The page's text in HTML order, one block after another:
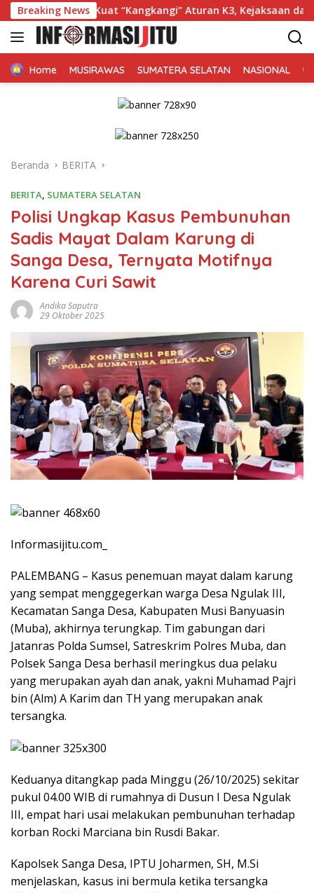
Langsung
ke
konten
Breaking News
Kuat “Kangkangi” Aturan K3, Kejaksaan dan Disdik Musi
Home MUSIRAWAS SUMATERA SELATAN NASIONAL
Beranda BERITA
BERITA SUMATERA SELATAN
Polisi Ungkap Kasus Pembunuhan
Sadis Mayat Dalam Karung di
Sanga Desa, Ternyata Motifnya
Karena Curi Sawit
Andika Saputra
29 Oktober 2025
Informasijitu.com_
PALEMBANG – Kasus penemuan mayat dalam karung
yang sempat menggegerkan warga Desa Ngulak III,
Kecamatan Sanga Desa, Kabupaten Musi Banyuasin
(Muba), akhirnya terungkap. Tim gabungan dari
Jatanras Polda Sumsel, Satreskrim Polres Muba, dan
Polsek Sanga Desa berhasil meringkus dua pelaku
yang merupakan ayah dan anak, yakni Muhamad Pajri
bin (Alm) A Karim dan TH yang merupakan anak
tersangka.
Keduanya ditangkap pada Minggu (26/10/2025) sekitar
pukul 04.00 WIB di rumahnya di Dusun I Desa Ngulak
III, empat hari usai melakukan pembunuhan terhadap
korban Rocki Marciana bin Rusdi Bakar.
Kapolsek Sanga Desa, IPTU Joharmen, SH, M.Si
menjelaskan, kasus ini bermula ketika tersangka